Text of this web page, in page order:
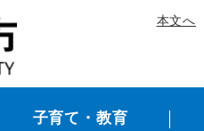
本文へ
子育て・教育